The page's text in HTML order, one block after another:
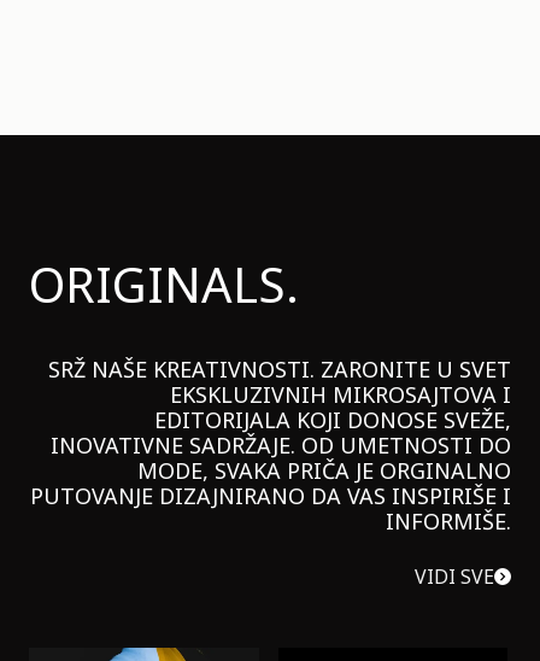
ORIGINALS.
SRŽ NAŠE KREATIVNOSTI. ZARONITE U SVET
EKSKLUZIVNIH MIKROSAJTOVA I
EDITORIJALA KOJI DONOSE SVEŽE,
INOVATIVNE SADRŽAJE. OD UMETNOSTI DO
MODE, SVAKA PRIČA JE ORGINALNO
PUTOVANJE DIZAJNIRANO DA VAS INSPIRIŠE I
INFORMIŠE.
VIDI SVE